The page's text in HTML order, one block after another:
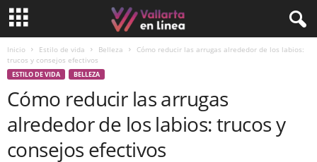
Inicio Estilo de vida Belleza
Cómo reducir las arrugas alrededor de los labios:
trucos y consejos efectivos
ESTILO DE VIDA BELLEZA
Cómo reducir las arrugas
alrededor de los labios: trucos y
consejos efectivos